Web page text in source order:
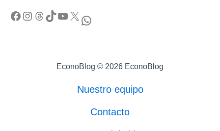
Facebook Instagram Threads TikTok YouTube X WhatsApp
EconoBlog © 2026 EconoBlog
Nuestro equipo
Contacto